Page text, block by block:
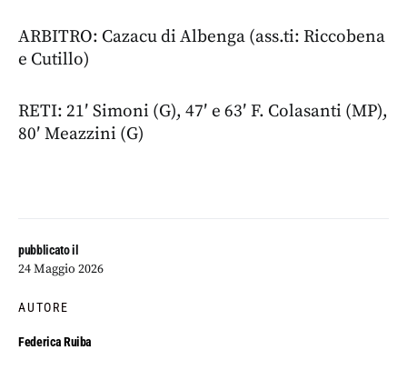
pubblicato il
24 Maggio 2026
AUTORE
Federica Ruiba
ARBITRO: Cazacu di Albenga (ass.ti: Riccobena
e Cutillo)
RETI: 21′ Simoni (G), 47′ e 63′ F. Colasanti (MP),
80′ Meazzini (G)